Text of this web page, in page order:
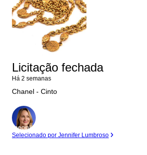
Licitação fechada
Há 2 semanas
Chanel - Cinto
Especialista
Selecionado por Jennifer Lumbroso